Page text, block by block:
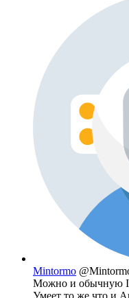
Mintormo
Можно и обычную